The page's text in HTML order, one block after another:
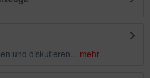
und diskutieren... mehr